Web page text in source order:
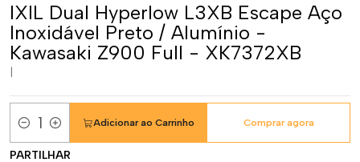
IXIL Dual Hyperlow L3XB Escape Aço
Inoxidável Preto / Alumínio -
Kawasaki Z900 Full - XK7372XB
Quantidade
Adicionar ao Carrinho Comprar agora
PARTILHAR